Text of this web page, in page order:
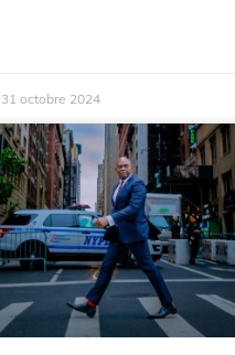
31 octobre 2024